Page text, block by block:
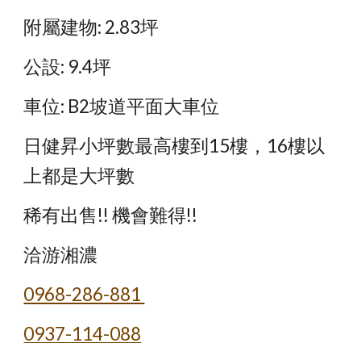
附屬建物: 2.83坪
公設: 9.4坪
車位: B2坡道平面大車位
日健昇小坪數最高樓到15樓，16樓以
上都是大坪數
稀有出售!! 機會難得!!
洽游湘濃
0968-286-881
0937-114-088